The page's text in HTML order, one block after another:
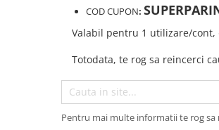
Jucarii Creativitate
Lucru manual copii
Seturi de desen
Seturi de pictura pentru copii
Tatuaje Copii
Nisip kinetic
COD CUPON:
Valabil pentru 1 utilizare/
Totodata, te rog sa reincerci
Pentru mai multe informatii te rog